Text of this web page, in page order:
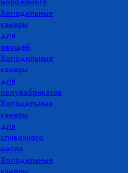
Холодильные
камеры
для
овощей
Холодильные
камеры
для
полуфабрикатов
Холодильные
камеры
для
сливочного
масла
Холодильные